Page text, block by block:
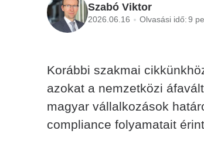
Szabó Viktor
2026.06.16 Olvasási idő:9
Korábbi szakmai
azokat a nemzetközi
magyar vállalkozások
compliance folyamatait